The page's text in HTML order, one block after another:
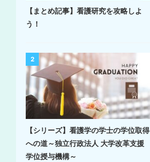
【まとめ記事】看護研究を攻略しよ
う！
2
【シリーズ】看護学の学士の学位取得
への道～独立行政法人 大学改革支援
学位授与機構～